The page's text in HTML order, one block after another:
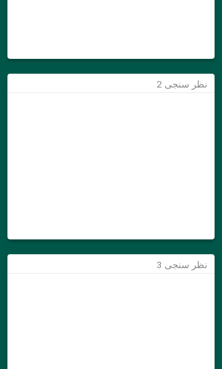
نظر سنجی 2
نظر سنجی 3